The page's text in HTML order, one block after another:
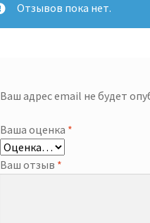
Отзывов пока нет.
Ваш адрес email не будет
Ваша оценка *
Ваш отзыв *